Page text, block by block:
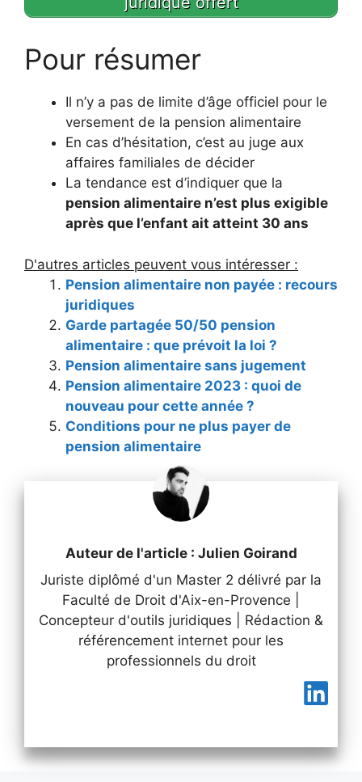
Pour résumer
Il n’y a pas de limite d’âge officiel pour le
versement de la pension alimentaire
En cas d’hésitation, c’est au juge aux
affaires familiales de décider
La tendance est d’indiquer que la
pension alimentaire n’est plus exigible
après que l’enfant ait atteint 30 ans
D'autres articles peuvent vous intéresser :
Pension alimentaire non payée : recours
juridiques
Garde partagée 50/50 pension
alimentaire : que prévoit la loi ?
Pension alimentaire sans jugement
Pension alimentaire 2023 : quoi de
nouveau pour cette année ?
Conditions pour ne plus payer de
pension alimentaire
Auteur de l'article : Julien Goirand
Juriste diplômé d'un Master 2 délivré par la
Faculté de Droit d'Aix-en-Provence |
Concepteur d'outils juridiques | Rédaction &
référencement internet pour les
professionnels du droit